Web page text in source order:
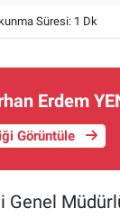
Süresi: 1 Dk
Erdem
Görüntüle